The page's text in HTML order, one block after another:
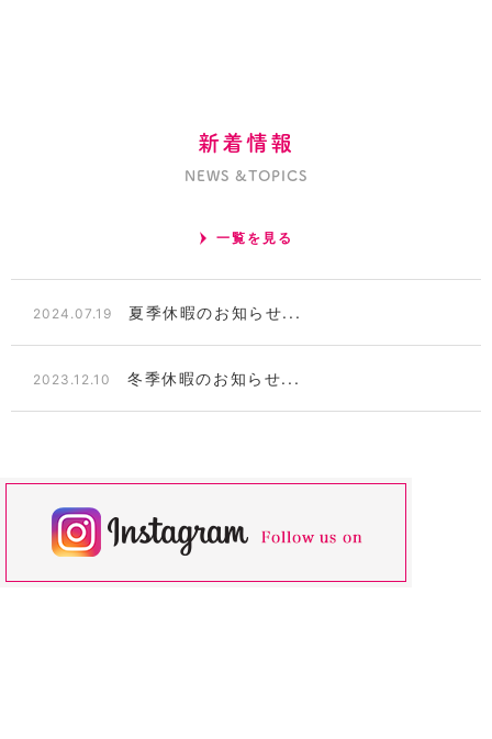
新着情報
NEWS &TOPICS
一覧を見る
2024.07.19 夏季休暇のお知らせ...
2023.12.10 冬季休暇のお知らせ...